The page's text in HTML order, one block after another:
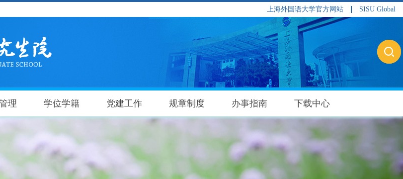
上海外国语大学官方网站 SISU Global
理 学位学籍 党建工作 规章制度 办事指南 下载中心